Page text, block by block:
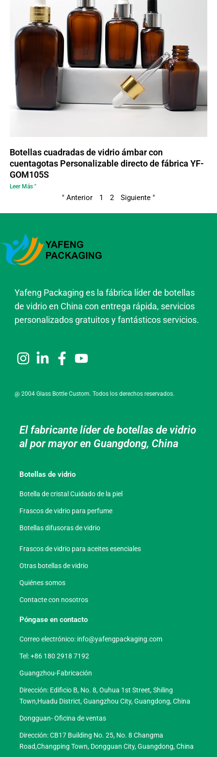
Botellas cuadradas de vidrio ámbar con
cuentagotas Personalizable directo de fábrica YF-
GOM105S
Leer Más "
" Anterior 1 2 Siguiente "
Yafeng Packaging es la fábrica líder de botellas
de vidrio en China con entrega rápida, servicios
personalizados gratuitos y fantásticos servicios.
@ 2004 Glass Bottle Custom. Todos los derechos reservados.
El fabricante líder de botellas de vidrio
al por mayor en Guangdong, China
Botellas de vidrio
Botella de cristal Cuidado de la piel
Frascos de vidrio para perfume
Botellas difusoras de vidrio
Frascos de vidrio para aceites esenciales
Otras botellas de vidrio
Quiénes somos
Contacte con nosotros
Póngase en contacto
Correo electrónico: info@yafengpackaging.com
Tel: +86 180 2918 7192
Guangzhou-Fabricación
Dirección: Edificio B, No. 8, Ouhua 1st Street, Shiling
Town,Huadu District, Guangzhou City, Guangdong, China
Dongguan- Oficina de ventas
Dirección: CB17 Building No. 25, No. 8 Changma
Road,Changping Town, Dongguan City, Guangdong, China